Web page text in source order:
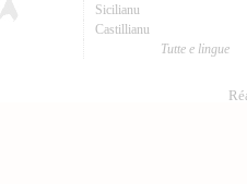
Sicilianu
Castillianu
Tutte e lingue